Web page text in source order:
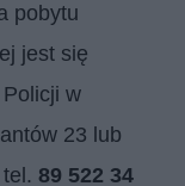
pobytu
jest się
w
23 lub
89 522 34